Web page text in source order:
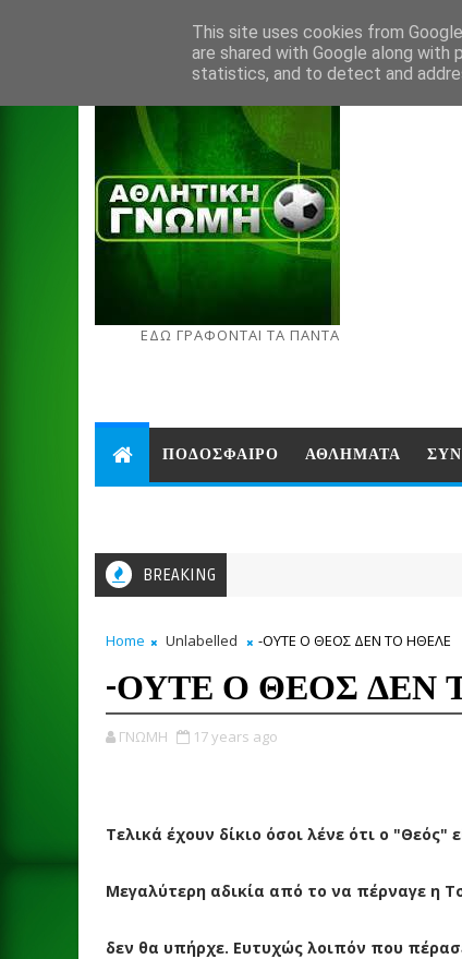
ΕΔΩ ΓΡΑΦΟΝΤΑΙ ΤΑ ΠΑΝΤΑ
ΠΟΔΟΣΦΑΙΡΟ ΑΘΛΗΜΑΤΑ
BREAKING
Home Unlabelled -ΟΥΤΕ Ο ΘΕΟΣ ΔΕΝ ΤΟ ΗΘΕΛΕ
-ΟΥΤΕ Ο ΘΕΟΣ ΔΕΝ
ΓΝΩΜΗ 17 years ago
Τελικά έχουν δίκιο όσοι λένε ότι ο "Θεός"
Μεγαλύτερη αδικία από το να πέρναγε η
δεν θα υπήρχε. Ευτυχώς λοιπόν που
This site uses cookies from
are shared with Google along
statistics, and to detect and